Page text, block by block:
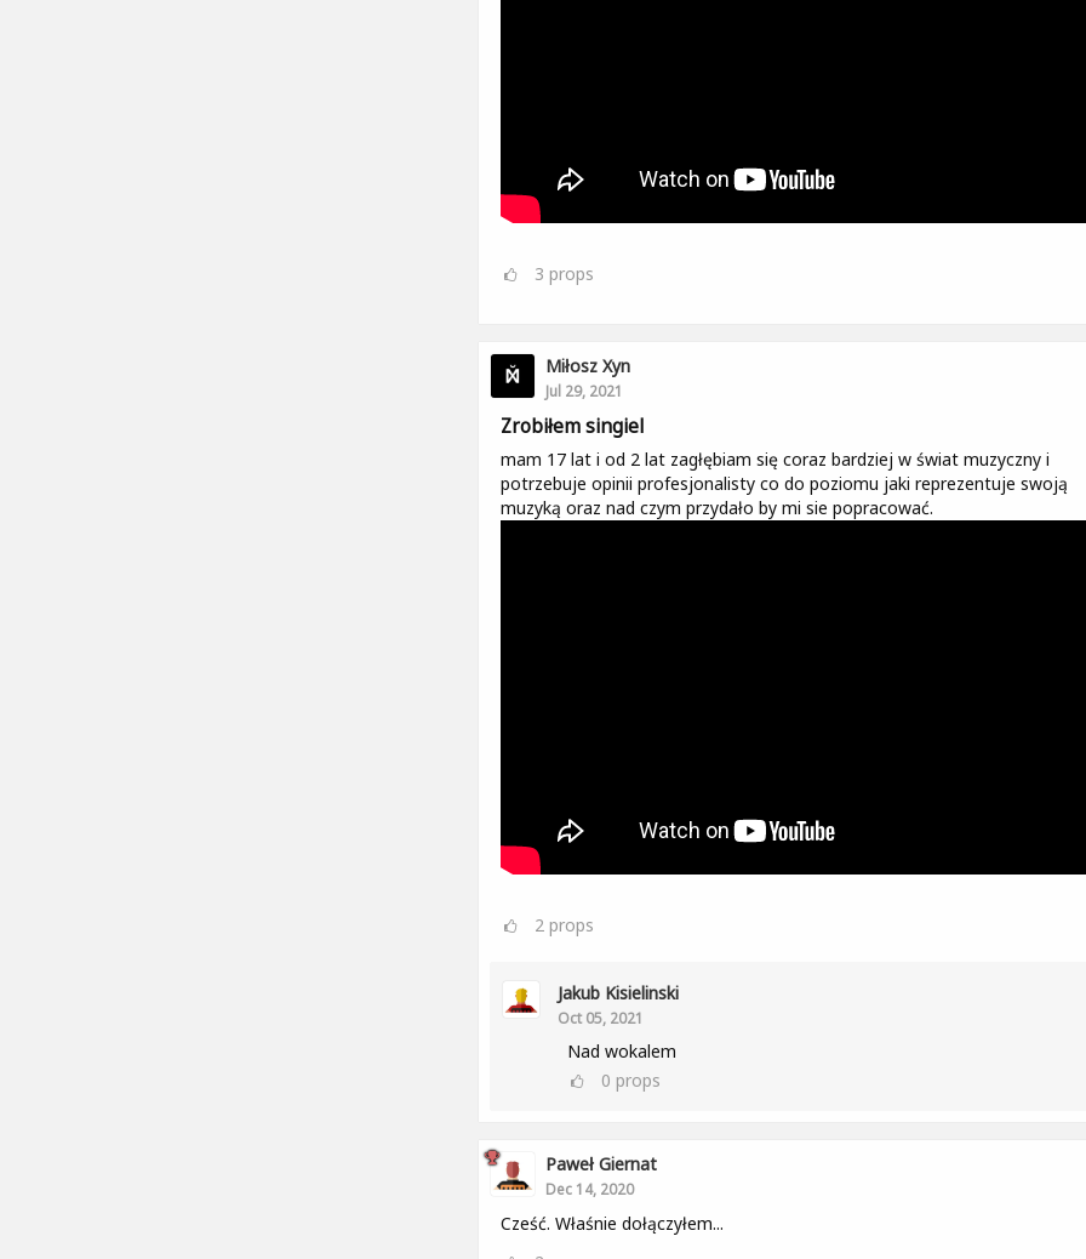
3 props
Miłosz Xyn
Jul 29, 2021
Zrobiłem singiel
mam 17 lat i od 2 lat zagłębiam się coraz bardziej w świat muzyczny i
potrzebuje opinii profesjonalisty co do poziomu jaki reprezentuje swoją
muzyką oraz nad czym przydało by mi sie popracować.
2 props
Jakub Kisielinski
Oct 05, 2021
Nad wokalem
0 props
Paweł Giernat
Dec 14, 2020
Cześć. Właśnie dołączyłem...